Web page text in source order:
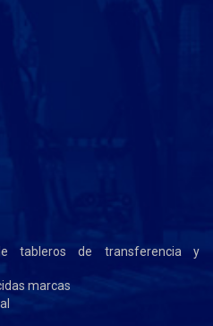
tableros de transferencia y
marcas